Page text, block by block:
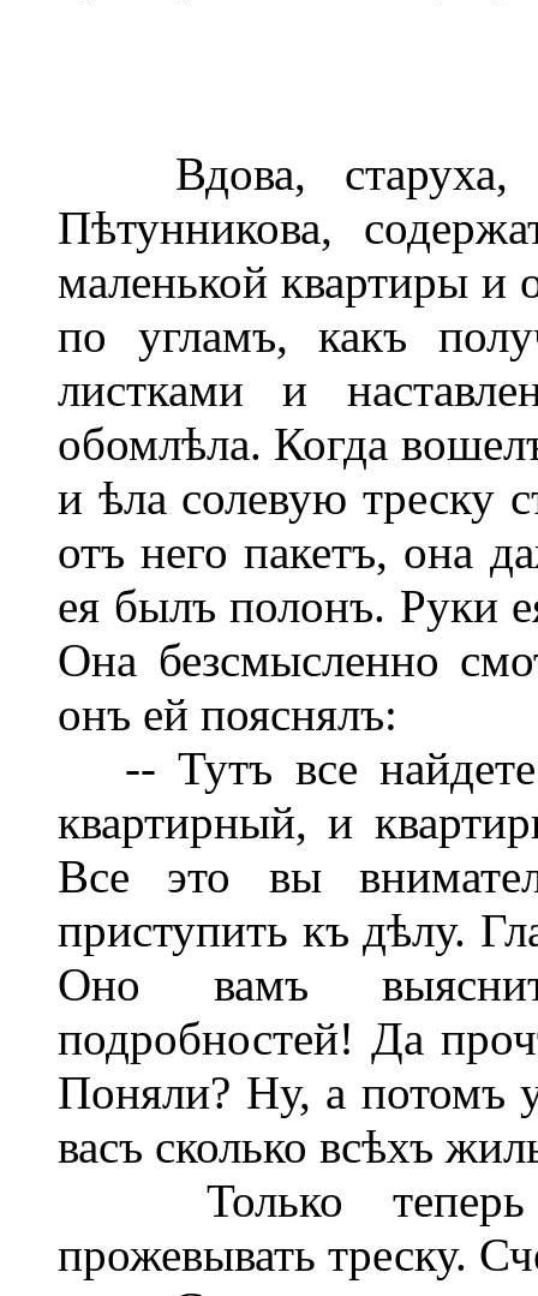
Вдова, старуха,
Пѣтунникова,
маленькой квартиры и
по угламъ, какъ
листками и
обомлѣла. Когда
и ѣла солевую треску
отъ него пакетъ, она
ея былъ полонъ. Руки
Она безсмысленно
онъ ей пояснялъ:
-- Тутъ все
квартирный, и
Все это вы
приступить къ дѣлу.
Оно вамъ
подробностей! Да
Поняли? Ну, а потомъ
васъ сколько всѣхъ
Только теперь
прожевывать треску.